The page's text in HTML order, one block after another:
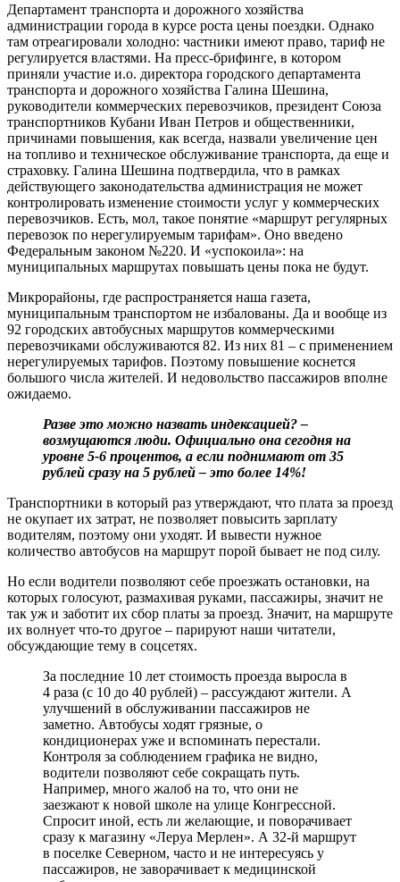
Департамент транспорта и дорожного хозяйства
администрации города в курсе роста цены поездки. Однако
там отреагировали холодно: частники имеют право, тариф не
регулируется властями. На пресс-брифинге, в котором
приняли участие и.о. директора городского департамента
транспорта и дорожного хозяйства Галина Шешина,
руководители коммерческих перевозчиков, президент Союза
транспортников Кубани Иван Петров и общественники,
причинами повышения, как всегда, назвали увеличение цен
на топливо и техническое обслуживание транспорта, да еще и
страховку. Галина Шешина подтвердила, что в рамках
действующего законодательства администрация не может
контролировать изменение стоимости услуг у коммерческих
перевозчиков. Есть, мол, такое понятие «маршрут регулярных
перевозок по нерегулируемым тарифам». Оно введено
Федеральным законом №220. И «успокоила»: на
муниципальных маршрутах повышать цены пока не будут.
Микрорайоны, где распространяется наша газета,
муниципальным транспортом не избалованы. Да и вообще из
92 городских автобусных маршрутов коммерческими
перевозчиками обслуживаются 82. Из них 81 – с применением
нерегулируемых тарифов. Поэтому повышение коснется
большого числа жителей. И недовольство пассажиров вполне
ожидаемо.
Разве это можно назвать индексацией? –
возмущаются люди. Официально она сегодня на
уровне 5-6 процентов, а если поднимают от 35
рублей сразу на 5 рублей – это более 14%!
Транспортники в который раз утверждают, что плата за проезд
не окупает их затрат, не позволяет повысить зарплату
водителям, поэтому они уходят. И вывести нужное
количество автобусов на маршрут порой бывает не под силу.
Но если водители позволяют себе проезжать остановки, на
которых голосуют, размахивая руками, пассажиры, значит не
так уж и заботит их сбор платы за проезд. Значит, на маршруте
их волнует что-то другое – парируют наши читатели,
обсуждающие тему в соцсетях.
За последние 10 лет стоимость проезда выросла в
4 раза (с 10 до 40 рублей) – рассуждают жители. А
улучшений в обслуживании пассажиров не
заметно. Автобусы ходят грязные, о
кондиционерах уже и вспоминать перестали.
Контроля за соблюдением графика не видно,
водители позволяют себе сокращать путь.
Например, много жалоб на то, что они не
заезжают к новой школе на улице Конгрессной.
Спросит иной, есть ли желающие, и поворачивает
сразу к магазину «Леруа Мерлен». А 32-й маршрут
в поселке Северном, часто и не интересуясь у
пассажиров, не заворачивает к медицинской